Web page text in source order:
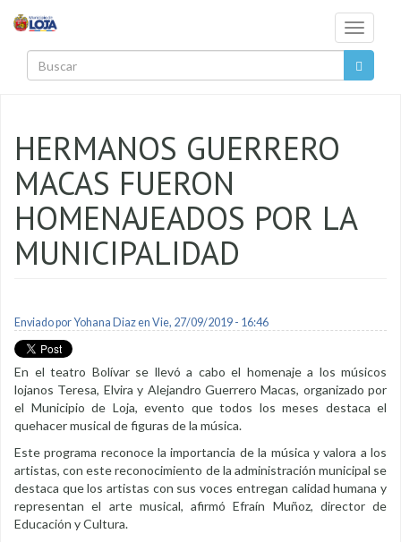
Toggle
HERMANOS GUERRERO
MACAS FUERON
HOMENAJEADOS POR LA
MUNICIPALIDAD
Enviado porYohana Diazen Vie, 27/09/2019 - 16:46
En el teatro Bolívar se llevó a cabo el homenaje a los músicos
lojanos Teresa, Elvira y Alejandro Guerrero Macas, organizado por
el Municipio de Loja, evento que todos los meses destaca el
quehacer musical de figuras de la música.
Este programa reconoce la importancia de la música y valora a los
artistas, con este reconocimiento de la administración municipal se
destaca que los artistas con sus voces entregan calidad humana y
representan el arte musical, afirmó Efraín Muñoz, director de
Educación y Cultura.